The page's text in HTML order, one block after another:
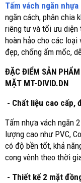
Tấm vách ngăn nhựa
ngăn cách, phân chia
riêng tư và tối ưu diện
hoàn hảo cho các loại
đẹp, chống ẩm mốc,
ĐẶC ĐIỂM SẢN
MẶT MT-DIVID.DN
- Chất liệu cao cấp,
Tấm nhựa vách ngăn
lượng cao như PVC,
có độ bền tốt, khả
cong vênh theo thời
- Thiết kế 2 mặt